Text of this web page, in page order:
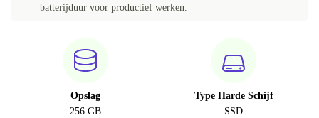
batterijduur voor productief werken.
Opslag
256 GB
Type Harde Schijf
SSD